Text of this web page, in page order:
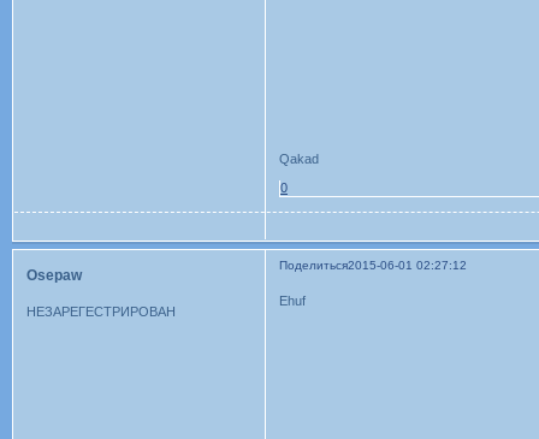
Qakad
0
Поделиться2015-06-01 02:27:12
Osepaw
НЕЗАРЕГЕСТРИРОВАН
Ehuf